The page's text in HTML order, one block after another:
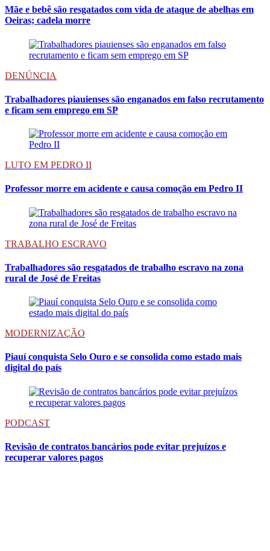
Mãe e bebê são resgatados com vida de ataque de abelhas em
Oeiras; cadela morre
DENÚNCIA
Trabalhadores piauienses são enganados em falso recrutamento
e ficam sem emprego em SP
LUTO EM PEDRO II
Professor morre em acidente e causa comoção em Pedro II
TRABALHO ESCRAVO
Trabalhadores são resgatados de trabalho escravo na zona
rural de José de Freitas
MODERNIZAÇÃO
Piauí conquista Selo Ouro e se consolida como estado mais
digital do país
PODCAST
Revisão de contratos bancários pode evitar prejuízos e
recuperar valores pagos